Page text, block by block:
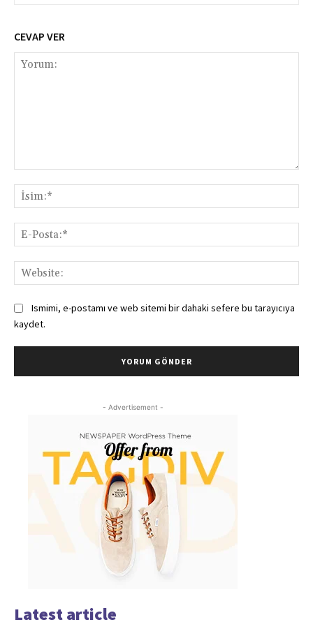
CEVAP VER
Ismimi, e-postamı ve web sitemi bir dahaki sefere bu tarayıcıya
kaydet.
- Advertisement -
Latest article